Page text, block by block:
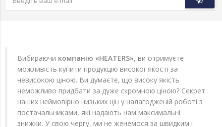
Вибираючи компанію «HEATERS», ви отримуєте
можливість купити продукцію високої якості за
невисокою ціною. Ви думаєте, що високу якість
неможливо придбати за дуже скромною ціною? Секрет
наших неймовірно низьких цін у налагодженій роботі з
постачальниками, які надають нам максимальні
знижки. У свою чергу, ми не женемося за швидким і